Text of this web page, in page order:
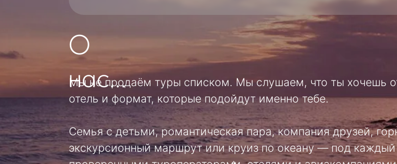
О
нас...
Мы не продаём туры списком. Мы слушаем, что ты хочешь от
отель и формат, которые подойдут именно тебе.
Семья с детьми, романтическая пара, компания друзей,
экскурсионный маршрут или круиз по океану — под каждый запрос
проверенными туроператорами, отелями и авиакомпаниями по